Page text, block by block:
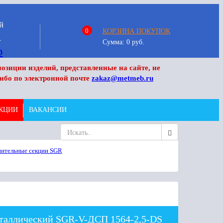
0
КОРЗИНА ПОКУПОК
Сумма: 0руб.
изделий, представленные на сайте, не
по электронной почте zakaz@metmeb.ru
ВАКАНСИИ
секции SGR
SGR-V-ДСП 1564-2,5-DS